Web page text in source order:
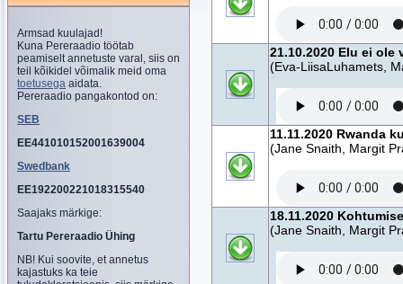
Armsad kuulajad!
Kuna Pereraadio töötab
peamiselt annetuste varal, siis on
teil kõikidel võimalik meid oma
toetusega aidata.
Pereraadio pangakontod on:
SEB
EE441010152001639004
Swedbank
EE192200221018315540
Saajaks märkige:
Tartu Pereraadio Ühing
NB! Kui soovite, et annetus
kajastuks ka teie
21.10.2020 Elu ei ole
(Eva-LiisaLuhamets,
11.11.2020 Rwanda
(Jane Snaith, Margit
18.11.2020
(Jane Snaith, Margit